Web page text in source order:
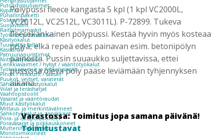
Putoamissuojaimet
Kypärät
Puhallinpaketti
Polvisuojat
Suojavisiirit
Raitisilmamaskit
Työkalut ja tarvikkeet
Käsityökalut
Tuurnat ja taltat
Käsisahat
Patruunapuristimet
Niittaustyökalut
Lenkkiavaimet / hylsyt / vääntötyökalut
Työkaluvaunut ja työkalusarjat
Pihdit / leikkurit / sakset
Puukot, veitset, varaterät
Sähköasennustyökalut
Viilat ja teräsharjat
Vaahtopistoolit
Vasarat ja vääntöraudat
Muut käsityökalut
Mittaus- ja merkintävälineet
Sähkötyökalut ja -tarvikkeet
Pora- ja iskuporakoneet
Poravasarat ja piikkauskoneet
Mutterinvääntimet
Monitoimikoneet
Pölypussi fleece kangasta 5 kpl (1 kpl VC2000L,
VC2012L, VC2512L, VC3011L). P-72899. Tukeva
fleecekankainen pölypussi. Kestää hyvin myös kosteaa
pölyä, eikä repeä edes painavan esim. betonipölyn
painosta. Pussin suuaukko suljettavissa, ettei
pussissa oleva pöly pääse leviämään tyhjennyksen
aikana.
Varastossa: Toimitus jopa samana päivänä!
Toimitustavat